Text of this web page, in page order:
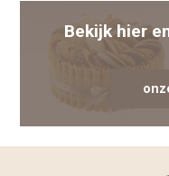
Bekijk hier